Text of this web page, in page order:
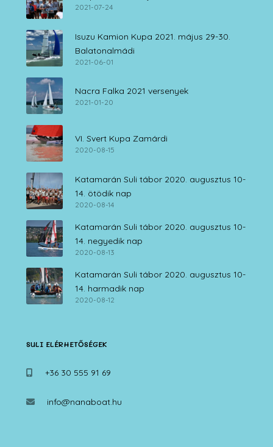
2021-07-24
Isuzu Kamion Kupa 2021. május 29-30.
Balatonalmádi
2021-06-01
Nacra Falka 2021 versenyek
2021-01-20
VI. Svert Kupa Zamárdi
2020-08-15
Katamarán Suli tábor 2020. augusztus 10-
14. ötödik nap
2020-08-14
Katamarán Suli tábor 2020. augusztus 10-
14. negyedik nap
2020-08-13
Katamarán Suli tábor 2020. augusztus 10-
14. harmadik nap
2020-08-12
SULI ELÉRHETŐSÉGEK
+36 30 555 91 69
info@nanaboat.hu